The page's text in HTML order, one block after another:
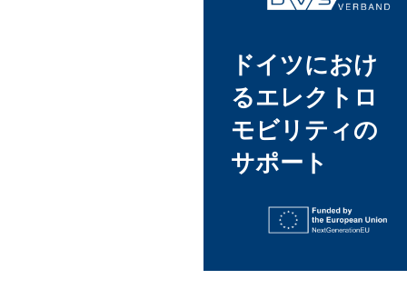
ドイツにおけ
るエレクトロ
モビリティの
サポート